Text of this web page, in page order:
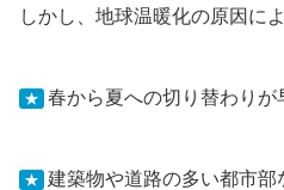
しかし、地球温暖化の原因によ
★ 春から夏への切り替わりが
★ 建築物や道路の多い都市